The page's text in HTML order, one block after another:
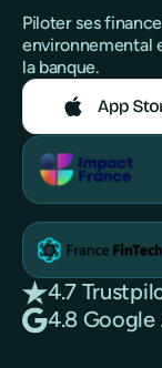
Piloter ses
environnemental
la banque.
4.7
4.8 Google